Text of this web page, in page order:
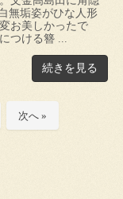
無垢姿がひな人形
お美しかったで
つける簪 ...
続きを見る
次へ »